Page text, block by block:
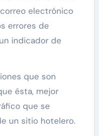
electrónico
errores de
indicador de
que son
ésta, mejor
que se
un sitio hotelero.